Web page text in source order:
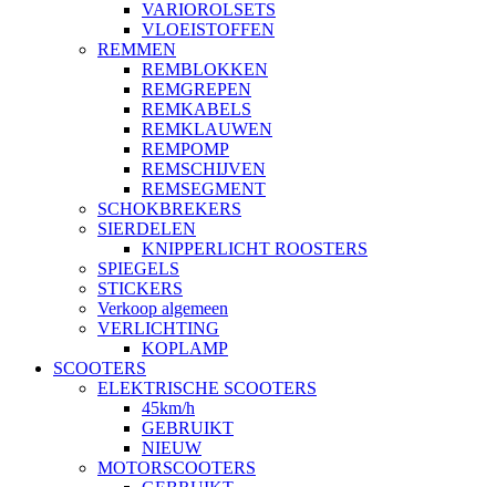
VARIOROLSETS
VLOEISTOFFEN
REMMEN
REMBLOKKEN
REMGREPEN
REMKABELS
REMKLAUWEN
REMPOMP
REMSCHIJVEN
REMSEGMENT
SCHOKBREKERS
SIERDELEN
KNIPPERLICHT ROOSTERS
SPIEGELS
STICKERS
Verkoop algemeen
VERLICHTING
KOPLAMP
SCOOTERS
ELEKTRISCHE SCOOTERS
45km/h
GEBRUIKT
NIEUW
MOTORSCOOTERS